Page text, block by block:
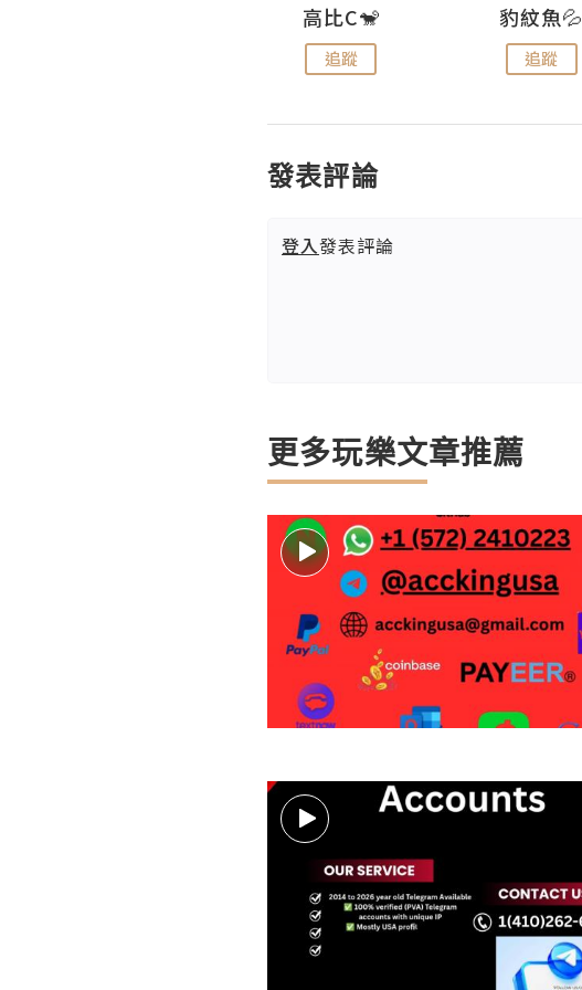
高比C🐒
追蹤
豹紋魚💦
追蹤
發表評論
登入發表評論
更多玩樂文章推薦